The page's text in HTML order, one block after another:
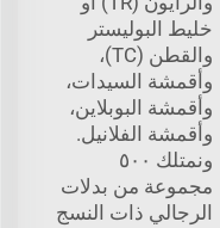
خليط البوليستر
والقطن (TC)،
وأقمشة السيدات،
وأقمشة البوبلاين،
وأقمشة الفلانيل.
ونمتلك ٥٠٠
مجموعة من بدلات
الرجالي ذات النسج